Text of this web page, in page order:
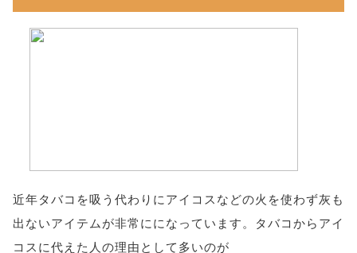
近年タバコを吸う代わりにアイコスなどの火を使わず灰も
出ないアイテムが非常にになっています。タバコからアイ
コスに代えた人の理由として多いのが